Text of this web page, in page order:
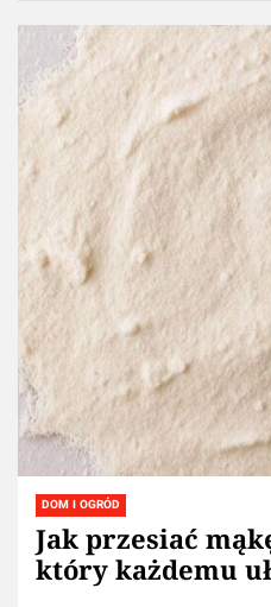
DOM I OGRÓD
Jak przesiać
który każdemu